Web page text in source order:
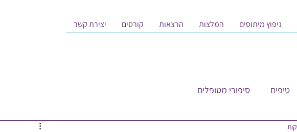
ניפוץ מיתוסים המלצות הרצאות קורסים יצירת קשר
טיפים סיפורי מטופלים